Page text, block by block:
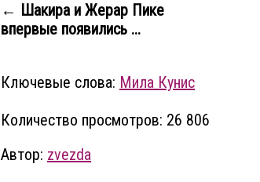
← Шакира и Жерар Пике
впервые появились ...
Ключевые слова: Мила Кунис
Количество просмотров: 26 806
Автор: zvezda